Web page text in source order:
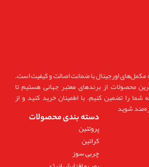
مکمل‌های اورجینال با ضمانت اصالت و کیفیت است.
محصولات از برندهای معتبر جهانی هستیم تا
شما را تضمین کنیم. با اطمینان خرید کنید و از
شوید
دسته بندی محصولات
پروتئین
کراتین
چربی سوز